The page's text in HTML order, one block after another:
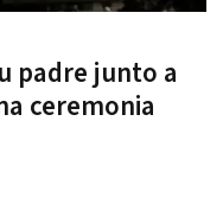
padre junto a
ceremonia